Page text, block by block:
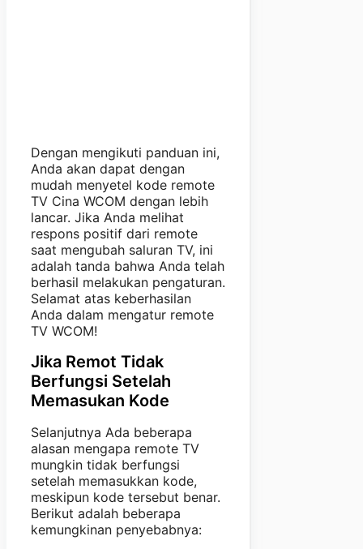
Dengan mengikuti panduan ini,
Anda akan dapat dengan
mudah menyetel kode remote
TV Cina WCOM dengan lebih
lancar. Jika Anda melihat
respons positif dari remote
saat mengubah saluran TV, ini
adalah tanda bahwa Anda telah
berhasil melakukan pengaturan.
Selamat atas keberhasilan
Anda dalam mengatur remote
TV WCOM!
Jika Remot Tidak
Berfungsi Setelah
Memasukan Kode
Selanjutnya Ada beberapa
alasan mengapa remote TV
mungkin tidak berfungsi
setelah memasukkan kode,
meskipun kode tersebut benar.
Berikut adalah beberapa
kemungkinan penyebabnya: